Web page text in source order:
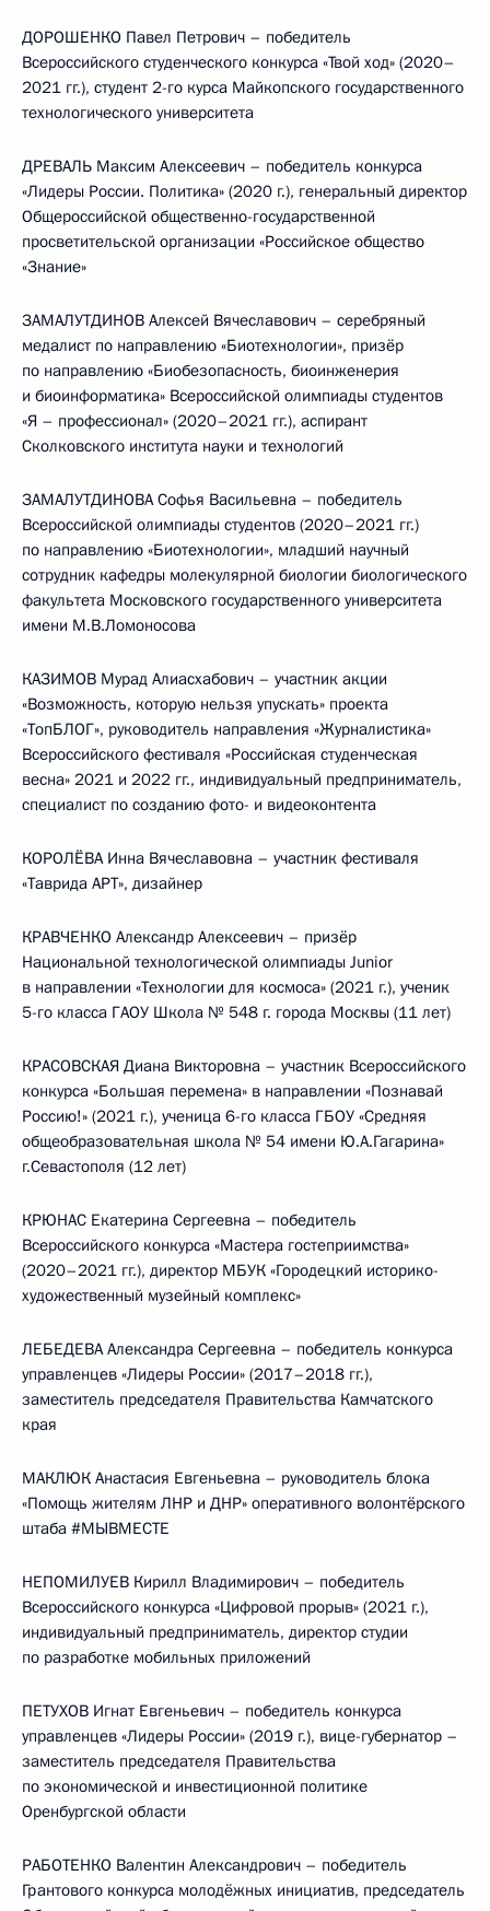
ДОРОШЕНКО Павел Петрович – победитель
Всероссийского студенческого конкурса «Твой ход» (2020–
2021 гг.), студент 2-го курса Майкопского государственного
технологического университета
ДРЕВАЛЬ Максим Алексеевич – победитель конкурса
«Лидеры России. Политика» (2020 г.), генеральный директор
Общероссийской общественно-государственной
просветительской организации «Российское общество
«Знание»
ЗАМАЛУТДИНОВ Алексей Вячеславович – серебряный
медалист по направлению «Биотехнологии», призёр
по направлению «Биобезопасность, биоинженерия
и биоинформатика» Всероссийской олимпиады студентов
«Я – профессионал» (2020–2021 гг.), аспирант
Сколковского института науки и технологий
ЗАМАЛУТДИНОВА Софья Васильевна – победитель
Всероссийской олимпиады студентов (2020–2021 гг.)
по направлению «Биотехнологии», младший научный
сотрудник кафедры молекулярной биологии биологического
факультета Московского государственного университета
имени М.В.Ломоносова
КАЗИМОВ Мурад Алиасхабович – участник акции
«Возможность, которую нельзя упускать» проекта
«ТопБЛОГ», руководитель направления «Журналистика»
Всероссийского фестиваля «Российская студенческая
весна» 2021 и 2022 гг., индивидуальный предприниматель,
специалист по созданию фото- и видеоконтента
КОРОЛЁВА Инна Вячеславовна – участник фестиваля
«Таврида АРТ», дизайнер
КРАВЧЕНКО Александр Алексеевич – призёр
Национальной технологической олимпиады Junior
в направлении «Технологии для космоса» (2021 г.), ученик
5-го класса ГАОУ Школа № 548 г. города Москвы (11 лет)
КРАСОВСКАЯ Диана Викторовна – участник Всероссийского
конкурса «Большая перемена» в направлении «Познавай
Россию!» (2021 г.), ученица 6-го класса ГБОУ «Средняя
общеобразовательная школа № 54 имени Ю.А.Гагарина»
г.Севастополя (12 лет)
КРЮНАС Екатерина Сергеевна – победитель
Всероссийского конкурса «Мастера гостеприимства»
(2020–2021 гг.), директор МБУК «Городецкий историко-
художественный музейный комплекс»
ЛЕБЕДЕВА Александра Сергеевна – победитель конкурса
управленцев «Лидеры России» (2017–2018 гг.),
заместитель председателя Правительства Камчатского
края
МАКЛЮК Анастасия Евгеньевна – руководитель блока
«Помощь жителям ЛНР и ДНР» оперативного волонтёрского
штаба #МЫВМЕСТЕ
НЕПОМИЛУЕВ Кирилл Владимирович – победитель
Всероссийского конкурса «Цифровой прорыв» (2021 г.),
индивидуальный предприниматель, директор студии
по разработке мобильных приложений
ПЕТУХОВ Игнат Евгеньевич – победитель конкурса
управленцев «Лидеры России» (2019 г.), вице-губернатор –
заместитель председателя Правительства
по экономической и инвестиционной политике
Оренбургской области
РАБОТЕНКО Валентин Александрович – победитель
Грантового конкурса молодёжных инициатив, председатель